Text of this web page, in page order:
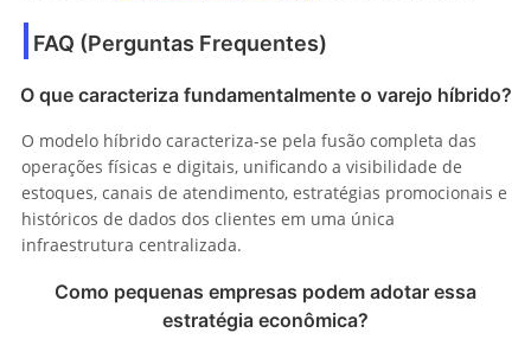
FAQ (Perguntas Frequentes)
O que caracteriza fundamentalmente o varejo híbrido?
O modelo híbrido caracteriza-se pela fusão completa das
operações físicas e digitais, unificando a visibilidade de
estoques, canais de atendimento, estratégias promocionais e
históricos de dados dos clientes em uma única
infraestrutura centralizada.
Como pequenas empresas podem adotar essa
estratégia econômica?